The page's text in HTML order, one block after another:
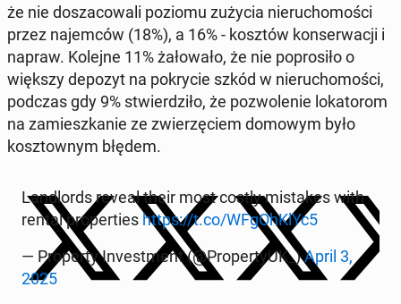
że nie do­sza­co­wa­li poziomu zużycia nie­ru­cho­mo­ści
przez na­jem­ców (18%), a 16% - kosztów kon­ser­wa­cji i
napraw. Kolejne 11% ża­ło­wa­ło, że nie po­pro­si­ło o
większy depozyt na po­kry­cie szkód w nie­ru­cho­mo­ści,
podczas gdy 9% stwier­dzi­ło, że po­zwo­le­nie lo­ka­to­rom
na za­miesz­ka­nie ze zwie­rzę­ciem domowym było
kosz­tow­nym błędem.
Lan­dlords reveal their most costly mi­sta­kes with
rental pro­per­ties https://t.co/WFgOh­KlYc5
— Pro­per­ty In­ve­st­ment (@Pro­per­ty­UK_)April 3,
2025